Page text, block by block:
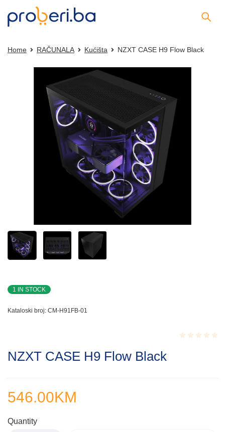
Home RAČUNALA Kućišta NZXT CASE H9 Flow Black
1 IN STOCK
Kataloski broj: CM-H91FB-01
NZXT CASE H9 Flow Black
546.00KM
Quantity